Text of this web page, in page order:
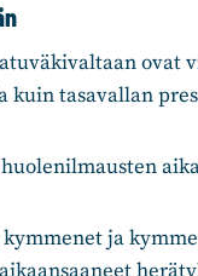
ovat
kuin tasavallan
ja